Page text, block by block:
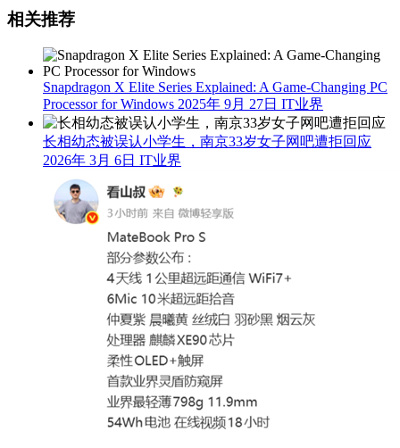
相关推荐
Snapdragon X Elite Series Explained: A Game-Changing PC
Processor for Windows 2025年 9月 27日 IT业界
长相幼态被误认小学生，南京33岁女子网吧遭拒回应
2026年 3月 6日 IT业界